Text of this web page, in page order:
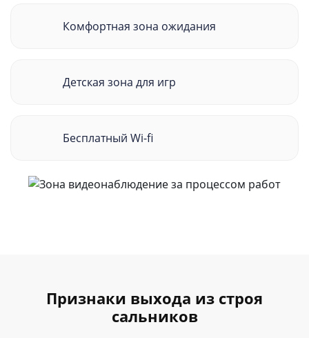
Комфортная зона ожидания
Детская зона для игр
Бесплатный Wi-fi
Признаки выхода из строя
сальников